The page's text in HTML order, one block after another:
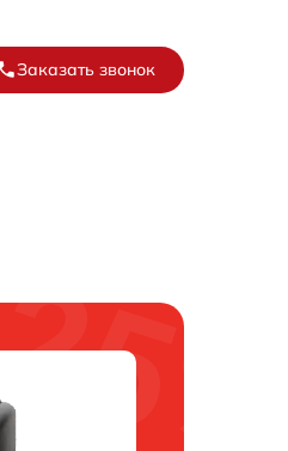
Заказать звонок